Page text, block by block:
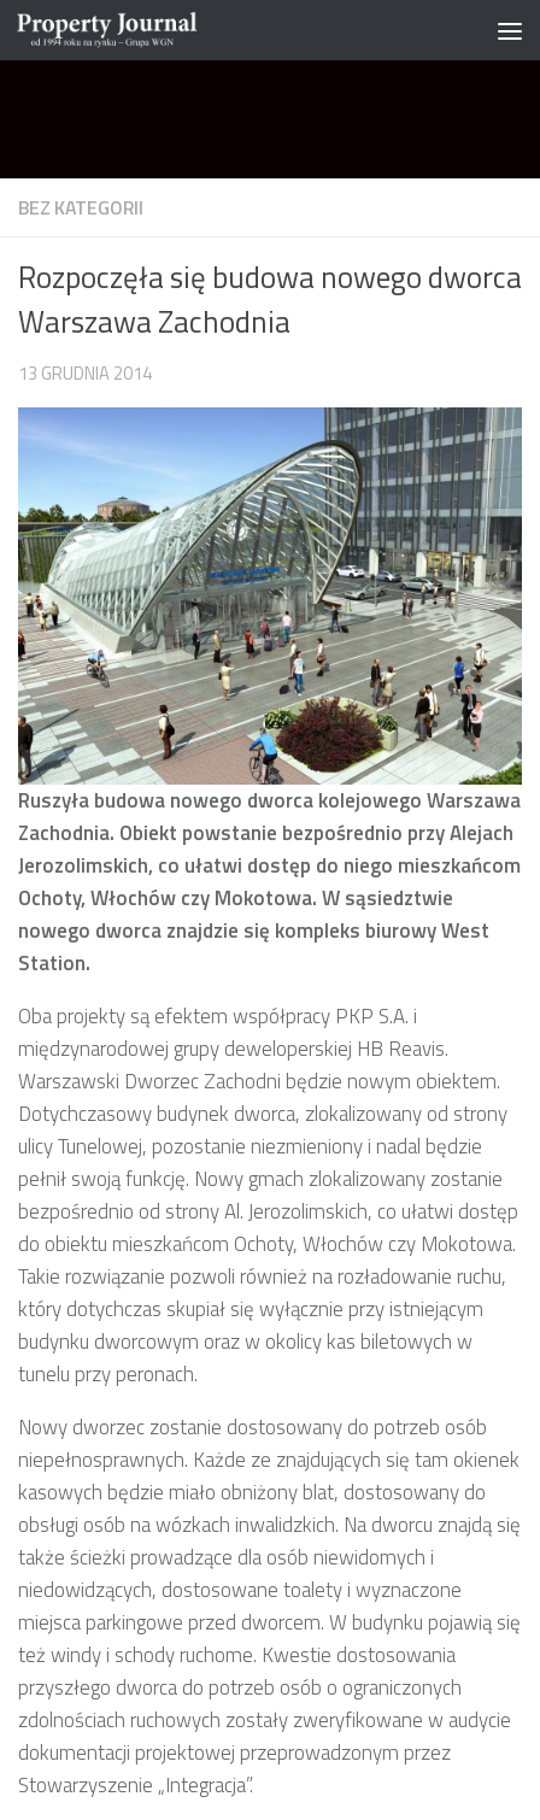
Skip to content
BEZ KATEGORII
Rozpoczęła się budowa nowego dworca
Warszawa Zachodnia
13 GRUDNIA 2014
Ruszyła budowa nowego dworca kolejowego Warszawa
Zachodnia. Obiekt powstanie bezpośrednio przy Alejach
Jerozolimskich, co ułatwi dostęp do niego mieszkańcom
Ochoty, Włochów czy Mokotowa. W sąsiedztwie
nowego dworca znajdzie się kompleks biurowy West
Station.
Oba projekty są efektem współpracy PKP S.A. i
międzynarodowej grupy deweloperskiej HB Reavis.
Warszawski Dworzec Zachodni będzie nowym obiektem.
Dotychczasowy budynek dworca, zlokalizowany od strony
ulicy Tunelowej, pozostanie niezmieniony i nadal będzie
pełnił swoją funkcję. Nowy gmach zlokalizowany zostanie
bezpośrednio od strony Al. Jerozolimskich, co ułatwi dostęp
do obiektu mieszkańcom Ochoty, Włochów czy Mokotowa.
Takie rozwiązanie pozwoli również na rozładowanie ruchu,
który dotychczas skupiał się wyłącznie przy istniejącym
budynku dworcowym oraz w okolicy kas biletowych w
tunelu przy peronach.
Nowy dworzec zostanie dostosowany do potrzeb osób
niepełnosprawnych. Każde ze znajdujących się tam okienek
kasowych będzie miało obniżony blat, dostosowany do
obsługi osób na wózkach inwalidzkich. Na dworcu znajdą się
także ścieżki prowadzące dla osób niewidomych i
niedowidzących, dostosowane toalety i wyznaczone
miejsca parkingowe przed dworcem. W budynku pojawią się
też windy i schody ruchome. Kwestie dostosowania
przyszłego dworca do potrzeb osób o ograniczonych
zdolnościach ruchowych zostały zweryfikowane w audycie
dokumentacji projektowej przeprowadzonym przez
Stowarzyszenie „Integracja”.